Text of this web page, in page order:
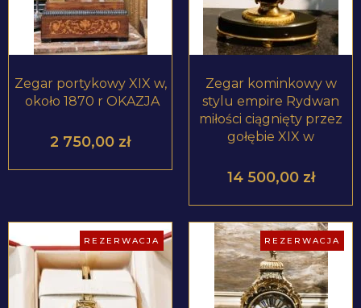
Zegar portykowy XIX w,
około 1870 r OKAZJA
2 750,00 zł
Zegar kominkowy w
stylu empire Rydwan
miłości ciągnięty przez
gołębie XIX w
14 500,00 zł
REZERWACJA REZERWACJA